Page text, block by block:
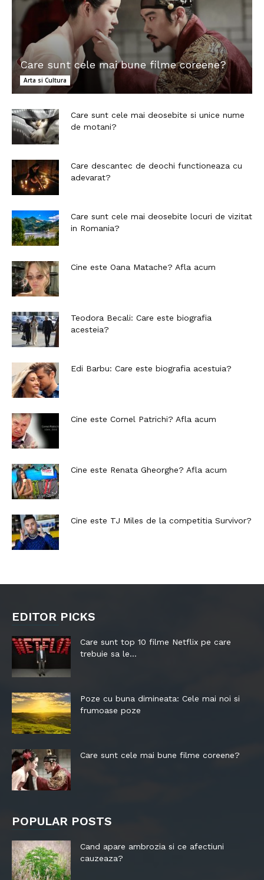
Care sunt cele mai bune filme coreene?
Arta si Cultura
Care sunt cele mai deosebite si unice nume
de motani?
Care descantec de deochi functioneaza cu
adevarat?
Care sunt cele mai deosebite locuri de vizitat
in Romania?
Cine este Oana Matache? Afla acum
Teodora Becali: Care este biografia
acesteia?
Edi Barbu: Care este biografia acestuia?
Cine este Cornel Patrichi? Afla acum
Cine este Renata Gheorghe? Afla acum
Cine este TJ Miles de la competitia Survivor?
EDITOR PICKS
Care sunt top 10 filme Netflix pe care
trebuie sa le...
Poze cu buna dimineata: Cele mai noi si
frumoase poze
Care sunt cele mai bune filme coreene?
POPULAR POSTS
Cand apare ambrozia si ce afectiuni
cauzeaza?